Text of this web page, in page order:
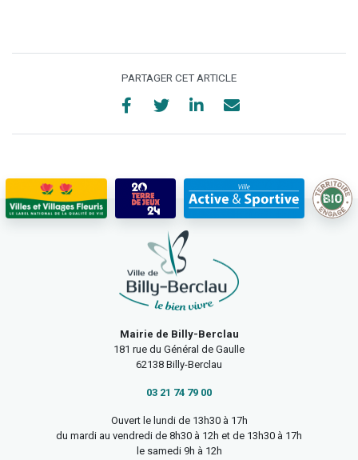
PARTAGER CET ARTICLE
Mairie de Billy-Berclau
181 rue du Général de Gaulle
62138 Billy-Berclau
03 21 74 79 00
Ouvert le lundi de 13h30 à 17h
du mardi au vendredi de 8h30 à 12h et de 13h30 à 17h
le samedi 9h à 12h